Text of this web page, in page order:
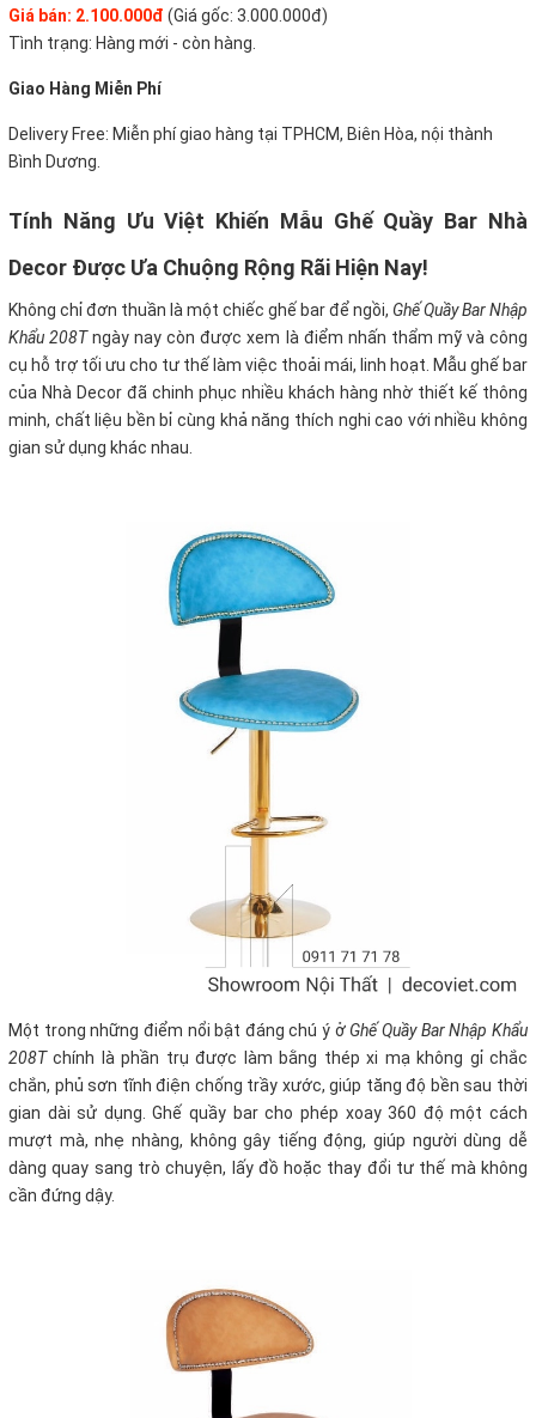
Giá bán: 2.100.000đ (Giá gốc: 3.000.000đ)
Tình trạng: Hàng mới - còn hàng.
Giao Hàng Miễn Phí
Delivery Free: Miễn phí giao hàng tại TPHCM, Biên Hòa, nội thành
Bình Dương.
Tính Năng Ưu Việt Khiến Mẫu Ghế Quầy Bar Nhà
Decor Được Ưa Chuộng Rộng Rãi Hiện Nay!
Không chỉ đơn thuần là một chiếc ghế bar để ngồi, Ghế Quầy Bar Nhập
Khẩu 208Tngày nay còn được xem là điểm nhấn thẩm mỹ và công
cụ hỗ trợ tối ưu cho tư thế làm việc thoải mái, linh hoạt. Mẫu ghế bar
của Nhà Decor đã chinh phục nhiều khách hàng nhờ thiết kế thông
minh, chất liệu bền bỉ cùng khả năng thích nghi cao với nhiều không
gian sử dụng khác nhau.
Một trong những điểm nổi bật đáng chú ý ởGhế Quầy Bar Nhập Khẩu
208Tchính là phần trụ được làm bằng thép xi mạ không gỉ chắc
chắn, phủ sơn tĩnh điện chống trầy xước, giúp tăng độ bền sau thời
gian dài sử dụng. Ghế quầy bar cho phép xoay 360 độ một cách
mượt mà, nhẹ nhàng, không gây tiếng động, giúp người dùng dễ
dàng quay sang trò chuyện, lấy đồ hoặc thay đổi tư thế mà không
cần đứng dậy.